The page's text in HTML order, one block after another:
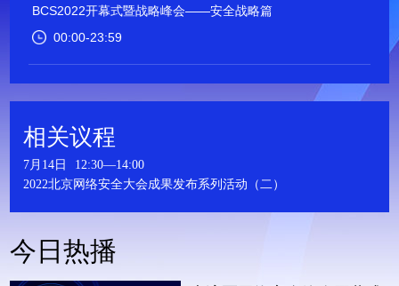
BCS2022开幕式暨战略峰会——安全战略篇
00:00-23:59
14:00-16:30
相关议程
7月14日
12:30—14:00
2022北京网络安全大会成果发布系列活动（二）
今日热播